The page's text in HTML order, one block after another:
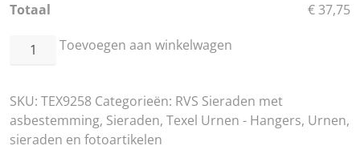
Totaal
€ 37,75
RVS
aantal
Toevoegen aan winkelwagen
SKU: TEX9258 Categorieën: RVS Sieraden met
asbestemming, Sieraden, Texel Urnen - Hangers, Urnen,
sieraden en fotoartikelen